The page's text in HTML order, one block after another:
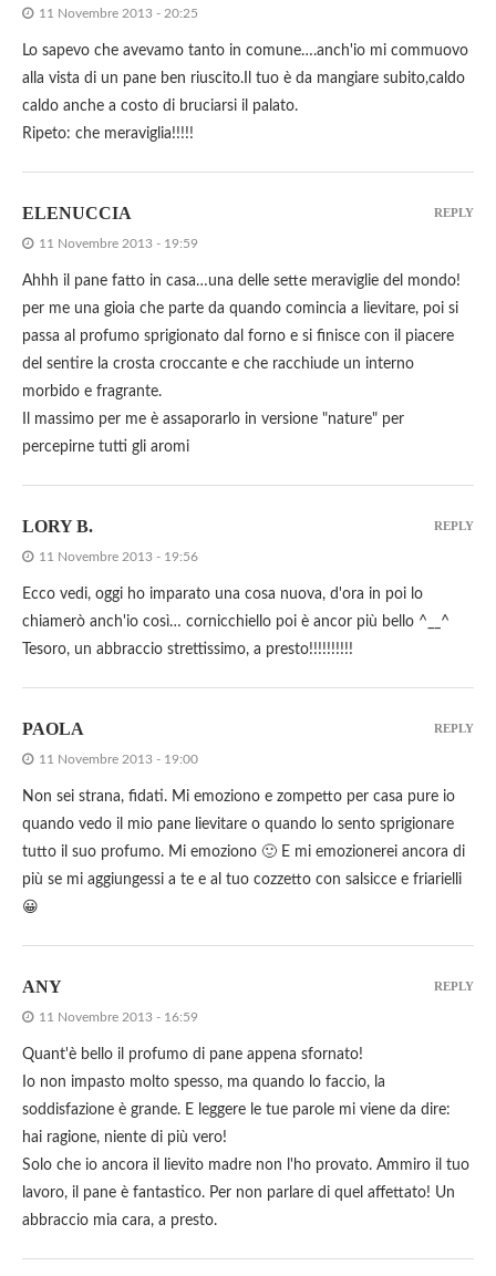
11 Novembre 2013 - 20:25
Lo sapevo che avevamo tanto in comune….anch'io mi commuovo
alla vista di un pane ben riuscito.Il tuo è da mangiare subito,caldo
caldo anche a costo di bruciarsi il palato.
Ripeto: che meraviglia!!!!!
ELENUCCIA
11 Novembre 2013 - 19:59
Ahhh il pane fatto in casa…una delle sette meraviglie del mondo!
per me una gioia che parte da quando comincia a lievitare, poi si
passa al profumo sprigionato dal forno e si finisce con il piacere
del sentire la crosta croccante e che racchiude un interno
morbido e fragrante.
Il massimo per me è assaporarlo in versione "nature" per
percepirne tutti gli aromi
REPLY
LORY B.
11 Novembre 2013 - 19:56
Ecco vedi, oggi ho imparato una cosa nuova, d'ora in poi lo
chiamerò anch'io così… cornicchiello poi è ancor più bello ^__^
Tesoro, un abbraccio strettissimo, a presto!!!!!!!!!!
REPLY
PAOLA
11 Novembre 2013 - 19:00
Non sei strana, fidati. Mi emoziono e zompetto per casa pure io
quando vedo il mio pane lievitare o quando lo sento sprigionare
tutto il suo profumo. Mi emoziono 🙂 E mi emozionerei ancora di
più se mi aggiungessi a te e al tuo cozzetto con salsicce e friarielli
😀
REPLY
ANY
11 Novembre 2013 - 16:59
Quant'è bello il profumo di pane appena sfornato!
Io non impasto molto spesso, ma quando lo faccio, la
soddisfazione è grande. E leggere le tue parole mi viene da dire:
hai ragione, niente di più vero!
Solo che io ancora il lievito madre non l'ho provato. Ammiro il tuo
lavoro, il pane è fantastico. Per non parlare di quel affettato! Un
abbraccio mia cara, a presto.
REPLY